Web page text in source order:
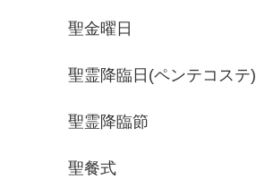
聖金曜日
聖霊降臨日(ペンテコステ)
聖霊降臨節
聖餐式